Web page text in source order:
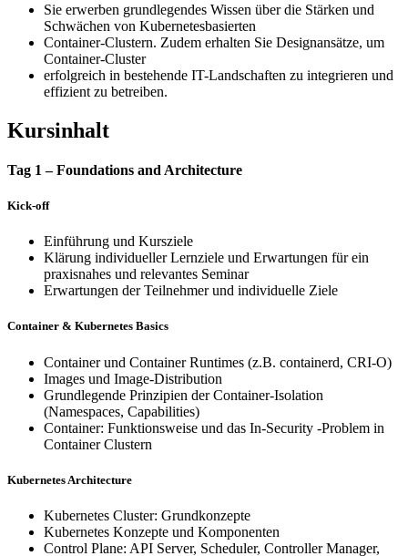
Sie erwerben grundlegendes Wissen über die Stärken und
Schwächen von Kubernetesbasierten
Container-Clustern. Zudem erhalten Sie Designansätze, um
Container-Cluster
erfolgreich in bestehende IT-Landschaften zu integrieren und
effizient zu betreiben.
Kursinhalt
Tag 1 – Foundations and Architecture
Kick-off
Einführung und Kursziele
Klärung individueller Lernziele und Erwartungen für ein
praxisnahes und relevantes Seminar
Erwartungen der Teilnehmer und individuelle Ziele
Container & Kubernetes Basics
Container und Container Runtimes (z.B. containerd, CRI-O)
Images und Image-Distribution
Grundlegende Prinzipien der Container-Isolation
(Namespaces, Capabilities)
Container: Funktionsweise und das In-Security -Problem in
Container Clustern
Kubernetes Architecture
Kubernetes Cluster: Grundkonzepte
Kubernetes Konzepte und Komponenten
Control Plane: API Server, Scheduler, Controller Manager,